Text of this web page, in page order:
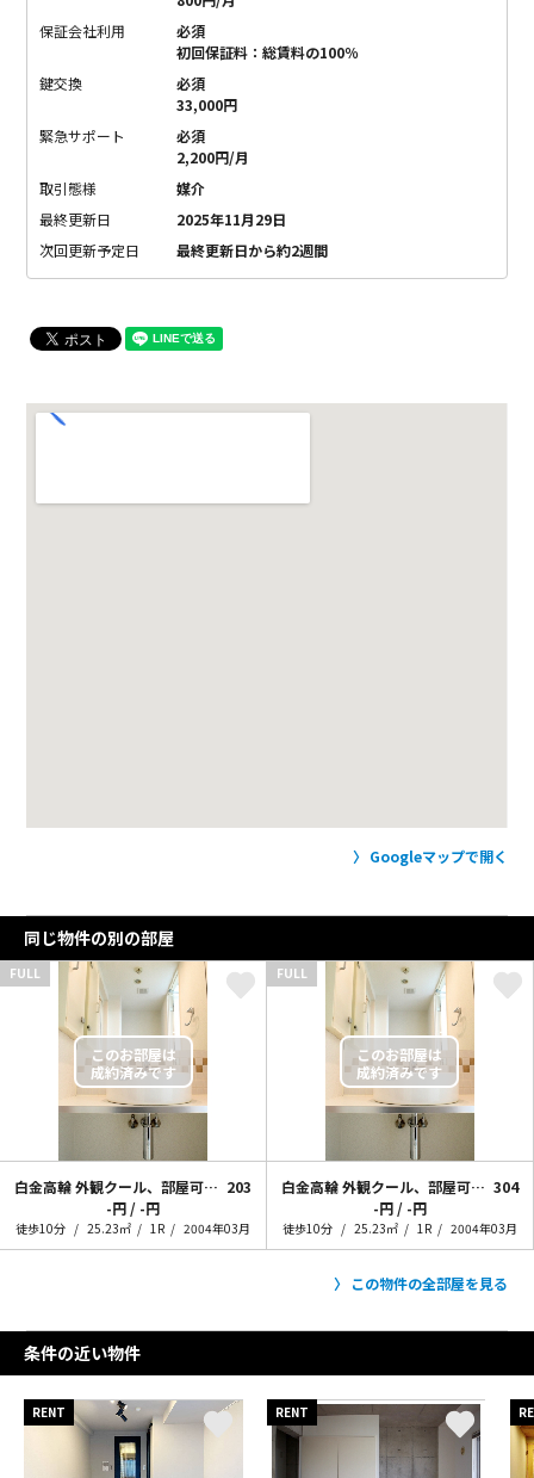
保証会社利用
必須
初回保証料：総賃料の100％
鍵交換
必須
33,000円
緊急サポート
必須
2,200円/月
取引態様
媒介
最終更新日
2025年11月29日
次回更新予定日
最終更新日から約2週間
Googleマップで開く
同じ物件の別の部屋
FULL
白金高輪 外観クール、部屋可愛い 203
-円 / -円
徒歩10分 25.23㎡ 1R 2004年03月
FULL
白金高輪 外観クール、部屋可愛い 304
-円 / -円
徒歩10分 25.23㎡ 1R 2004年03月
この物件の全部屋を見る
条件の近い物件
RENT RENT